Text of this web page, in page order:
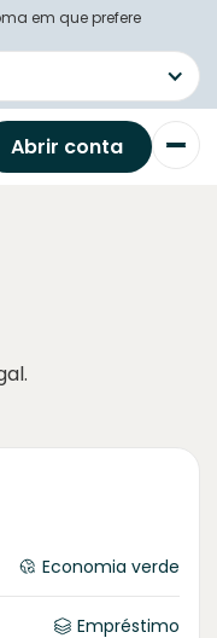
em que prefere
Abrir conta
Economia verde
Empréstimo